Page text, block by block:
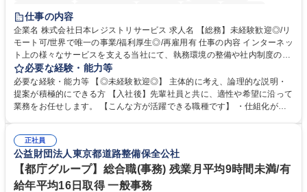
住宅手当あり
完全週休2日制
交通費支給 駅近5分以内 土日祝休み 服装自由
仕事の内容
企業名 株式会社日本レジストリサービス 求人名 【総務】未経験歓迎◎/リ
モート可/世界で唯一の事業/福利厚生◎/再雇用有 仕事の内容 インターネッ
ト上の様々なサービスを支える当社にて、執務環境の整備や社内制度の検
討、イベント運営などの幅広い業務を担当し、間接的に会社の生産性向上
や成長に貢献している部署です。 会社の全メンバーが安心して長く成果を
発揮できる環境を整えるために、毎日のメンテナンスや維持管理に加え、
新たな施策検討を積極的に行っていただき、会社全体を巻き込み課題解決
幅広い業務の体得が可能で、多様なキャリアパスを描くことも可能です。
募集職種 【総務】未経験歓迎◎/リモート可/世界で唯一の事業/福利厚生◎/
再雇用有
必要な経験・能力等
必要な経験・能力等 【◎未経験歓迎◎】 主体的に考え、論理的な説明・
提案が積極的にできる方 【入社後】先輩社員と共に、適性や希望に沿って
業務をお任せします。 【こんな方が活躍できる職種です】 ・仕組化が好
対処できる・新しいことに興味関心がある 【魅力】■自己啓発支援：資格
取得や通信教育など費用の80%（年間25万円まで）を補助 ■住宅手当：家
賃の50%（月額7万円まで）を補助 学歴・資格 学歴：大学院 大学 語学
力： 資格：
正社員
公益財団法人東京都道路整備保全公社
【都庁グループ】総合職(事務) 残業月平均9時間未満/有
給年平均16日取得 一般事務